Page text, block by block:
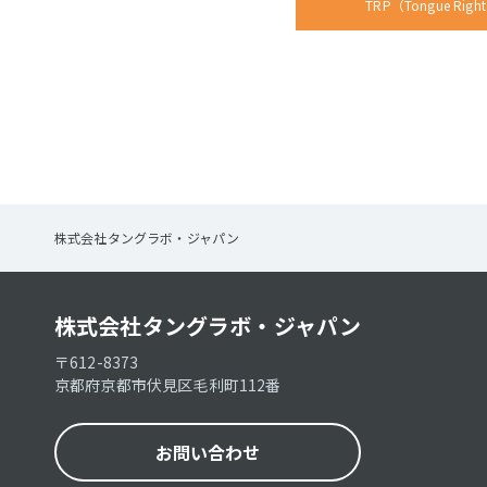
TRP（Tongue
株式会社タングラボ・ジャパン
株式会社タングラボ・ジャパン
〒612-8373
京都府京都市伏見区毛利町112番
お問い合わせ